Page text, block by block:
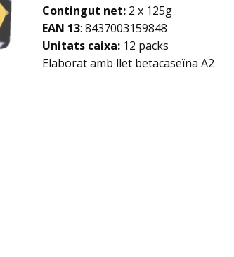
Contingut net: 2 x 125g
EAN 13: ​​​​8437003159848
Unitats caixa: 12 packs
Elaborat amb llet betacaseïna A2